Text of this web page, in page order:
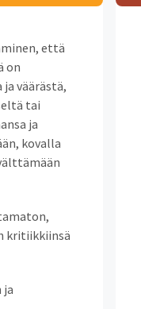
että
on
väärästä,
tai
ja
kovalla
kritiikkiinsä
ja